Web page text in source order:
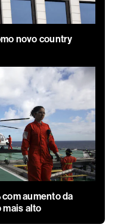
novo country
aumento da
alto